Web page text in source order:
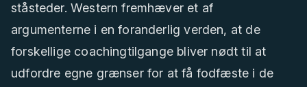
ståsteder. Western fremhæver et af
argumenterne i en foranderlig verden, at de
forskellige coachingtilgange bliver nødt til at
udfordre egne grænser for at få fodfæste i de